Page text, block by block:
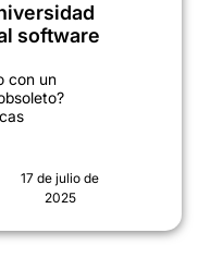
software
con un
17 de julio de
2025